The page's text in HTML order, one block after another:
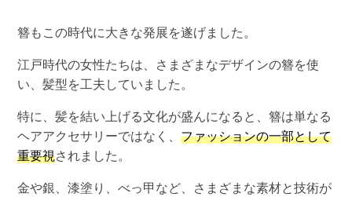
簪もこの時代に大きな発展を遂げました。
江戸時代の女性たちは、さまざまなデザインの簪を使
い、髪型を工夫していました。
特に、髪を結い上げる文化が盛んになると、簪は単なる
ヘアアクセサリーではなく、ファッションの一部として
重要視されました。
金や銀、漆塗り、べっ甲など、さまざまな素材と技術が